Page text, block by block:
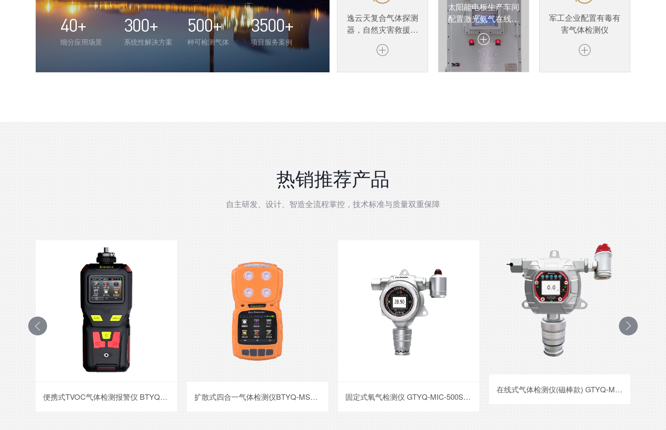
40+
细分应用场景
300+
系统性解决方案
500+
种可检测气体
3500+
项目服务案例
逸云天复合气体探测
器，自然灾害救援不
可或缺的“护航卫士”
太阳能电板生产车间
配置激光氨气在线监
测系统
军工企业配置有毒有
害气体检测仪
热销推荐产品
自主研发、设计、智造全流程掌控，技术标准与质量双重保障
扩散式四合一气体检测仪BTYQ-MS104K 固定式氧气检测仪 GTYQ-MIC-500S-O2